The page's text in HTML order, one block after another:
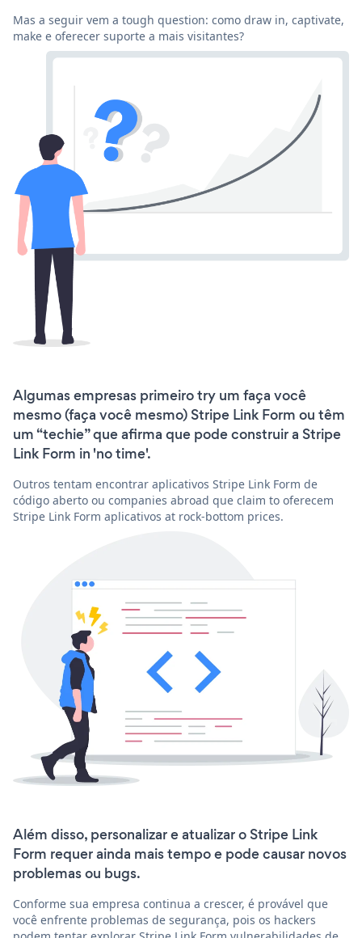
Mas a seguir vem a tough question: como draw in, captivate,
make e oferecer suporte a mais visitantes?
Algumas empresas primeiro try um faça você
mesmo (faça você mesmo) Stripe Link Form ou têm
um “techie” que afirma que pode construir a Stripe
Link Form in 'no time'.
Outros tentam encontrar aplicativos Stripe Link Form de
código aberto ou companies abroad que claim to oferecem
Stripe Link Form aplicativos at rock-bottom prices.
Além disso, personalizar e atualizar o Stripe Link
Form requer ainda mais tempo e pode causar novos
problemas ou bugs.
Conforme sua empresa continua a crescer, é provável que
você enfrente problemas de segurança, pois os hackers